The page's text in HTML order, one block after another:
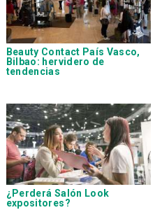
Beauty Contact País Vasco,
Bilbao: hervidero de
tendencias
¿Perderá Salón Look
expositores?